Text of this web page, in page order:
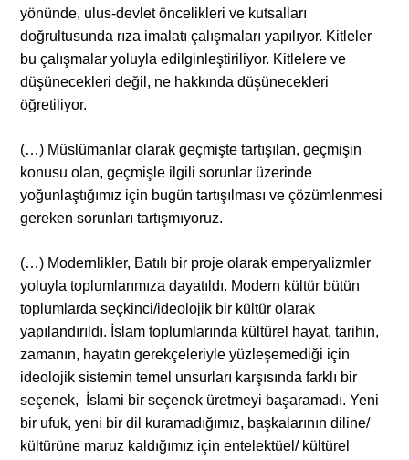
yönünde, ulus-devlet öncelikleri ve kutsalları
doğrultusunda rıza imalatı çalışmaları yapılıyor. Kitleler
bu çalışmalar yoluyla edilginleştiriliyor. Kitlelere ve
düşünecekleri değil, ne hakkında düşünecekleri
öğretiliyor.
(…) Müslümanlar olarak geçmişte tartışılan, geçmişin
konusu olan, geçmişle ilgili sorunlar üzerinde
yoğunlaştığımız için bugün tartışılması ve çözümlenmesi
gereken sorunları tartışmıyoruz.
(…) Modernlikler, Batılı bir proje olarak emperyalizmler
yoluyla toplumlarımıza dayatıldı. Modern kültür bütün
toplumlarda seçkinci/ideolojik bir kültür olarak
yapılandırıldı. İslam toplumlarında kültürel hayat, tarihin,
zamanın, hayatın gerekçeleriyle yüzleşemediği için
ideolojik sistemin temel unsurları karşısında farklı bir
seçenek, İslami bir seçenek üretmeyi başaramadı. Yeni
bir ufuk, yeni bir dil kuramadığımız, başkalarının diline/
kültürüne maruz kaldığımız için entelektüel/ kültürel